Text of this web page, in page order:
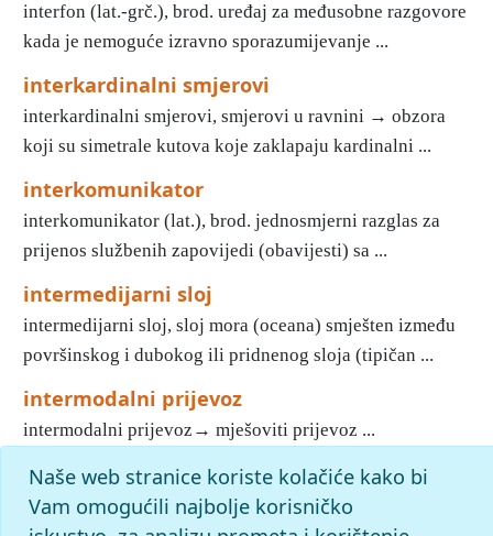
interfon (lat.-grč.), brod. uređaj za međusobne razgovore
kada je nemoguće izravno sporazumijevanje ...
interkardinalni smjerovi
interkardinalni smjerovi, smjerovi u ravnini → obzora
koji su simetrale kutova koje zaklapaju kardinalni ...
interkomunikator
interkomunikator (lat.), brod. jednosmjerni razglas za
prijenos službenih zapovijedi (obavijesti) sa ...
intermedijarni sloj
intermedijarni sloj, sloj mora (oceana) smješten između
površinskog i dubokog ili pridnenog sloja (tipičan ...
intermodalni prijevoz
intermodalni prijevoz→ mješoviti prijevoz ...
Početak « 11 12 13 14 15 16 17 18 19 20
slovo i : pronađenih odgovora: 343; vrijeme izvršavanja
Naše web stranice koriste kolačiće kako bi
Vam omogućili najbolje korisničko